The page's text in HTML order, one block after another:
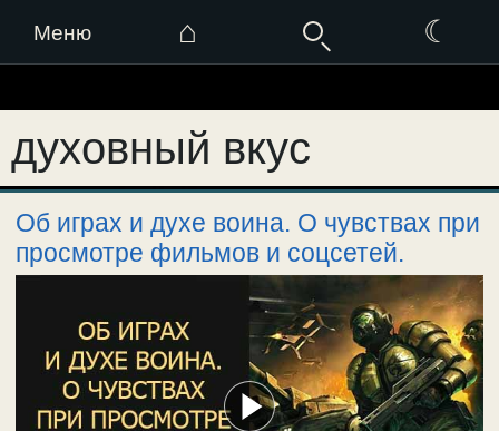
Меню ⌂ ☾
к
содержимому
духовный вкус
Об играх и духе воина. О чувствах при
просмотре фильмов и соцсетей.